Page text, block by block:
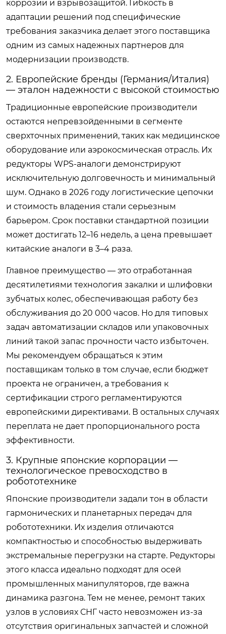
коррозии и взрывозащитой. Гибкость в
адаптации решений под специфические
требования заказчика делает этого поставщика
одним из самых надежных партнеров для
модернизации производств.
2. Европейские бренды (Германия/Италия)
— эталон надежности с высокой стоимостью
Традиционные европейские производители
остаются непревзойденными в сегменте
сверхточных применений, таких как медицинское
оборудование или аэрокосмическая отрасль. Их
редукторы WPS-аналоги демонстрируют
исключительную долговечность и минимальный
шум. Однако в 2026 году логистические цепочки
и стоимость владения стали серьезным
барьером. Срок поставки стандартной позиции
может достигать 12–16 недель, а цена превышает
китайские аналоги в 3–4 раза.
Главное преимущество — это отработанная
десятилетиями технология закалки и шлифовки
зубчатых колес, обеспечивающая работу без
обслуживания до 20 000 часов. Но для типовых
задач автоматизации складов или упаковочных
линий такой запас прочности часто избыточен.
Мы рекомендуем обращаться к этим
поставщикам только в том случае, если бюджет
проекта не ограничен, а требования к
сертификации строго регламентируются
европейскими директивами. В остальных случаях
переплата не дает пропорционального роста
эффективности.
3. Крупные японские корпорации —
технологическое превосходство в
робототехнике
Японские производители задали тон в области
гармонических и планетарных передач для
робототехники. Их изделия отличаются
компактностью и способностью выдерживать
экстремальные перегрузки на старте. Редукторы
этого класса идеально подходят для осей
промышленных манипуляторов, где важна
динамика разгона. Тем не менее, ремонт таких
узлов в условиях СНГ часто невозможен из-за
отсутствия оригинальных запчастей и сложной